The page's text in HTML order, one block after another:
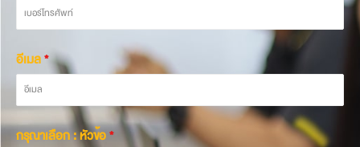
อีเมล*
กรุณาเลือก : หัวข้อ*